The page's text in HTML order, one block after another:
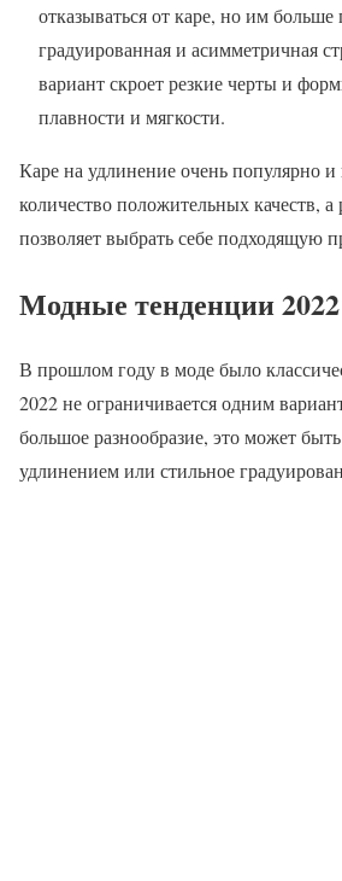
отказываться от каре, но им больше
градуированная и асимметричная
вариант скроет резкие черты и
плавности и мягкости.
Каре на удлинение очень популярно
количество положительных качеств, а
позволяет выбрать себе подходящую
Модные тенденции 2022
В прошлом году в моде было
2022 не ограничивается одним
большое разнообразие, это может
удлинением или стильное